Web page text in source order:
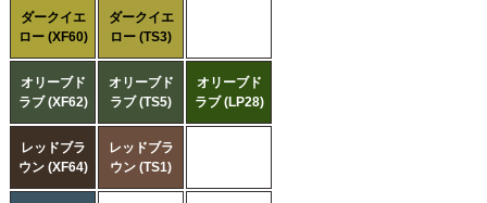
ダークイエ
ロー (XF60)
ダークイエ
ロー (TS3)
オリーブド
ラブ (XF62)
オリーブド
ラブ (TS5)
オリーブド
ラブ (LP28)
レッドブラ
ウン (XF64)
レッドブラ
ウン (TS1)